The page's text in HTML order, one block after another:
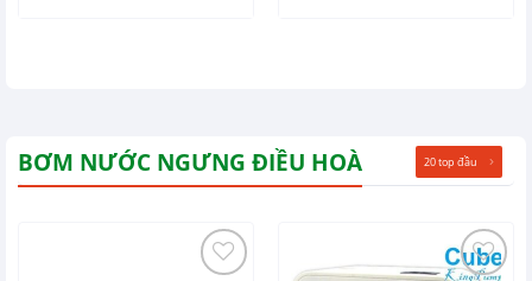
BƠM NƯỚC NGƯNG ĐIỀU HOÀ 20 top đầu